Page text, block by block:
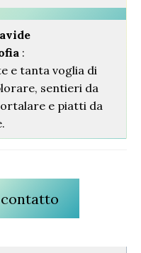
:
e tanta voglia di
sentieri da
e piatti da